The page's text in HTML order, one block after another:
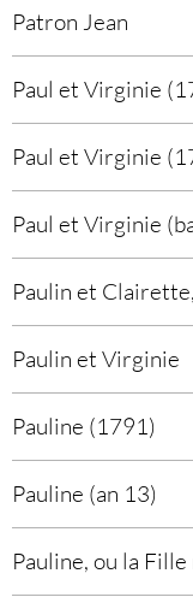
Patron Jean
Paul et Virginie
Paul et Virginie
Paul et Virginie
Paulin et
Paulin et Virginie
Pauline (1791)
Pauline (an 13)
Pauline, ou la